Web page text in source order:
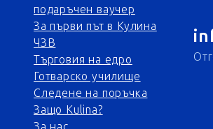
подаръчен ваучер
За първи път в Кулина
ЧЗВ
Tърговия на едро
Готварско училище
Следене на поръчка
Защо Kulina?